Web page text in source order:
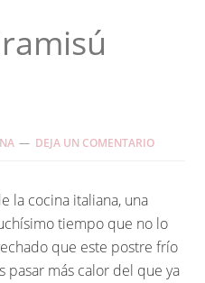
DEJA UN COMENTARIO
la cocina italiana, una
tiempo que no lo
que este postre frío
pasar más calor del que ya